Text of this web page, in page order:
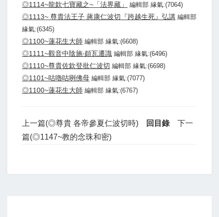
◎1114~龍欽七寶藏之~「法界藏」 編輯部 緣氣:(7064)
◎1113~ 尊貴法王子 蔣康仁波切『跨越生死』弘講 編輯部
緣氣:(6345)
◎1100~蓮花生大師 編輯部 緣氣:(6608)
◎1111~觀音中陰施‧頗瓦遷識 編輯部 緣氣:(6496)
◎1110~尊貴佐欽登批仁波切 編輯部 緣氣:(6698)
◎1101~咕嚕咕咧佛母 編輯部 緣氣:(7077)
◎1100~蓮花生大師 編輯部 緣氣:(6767)
上一篇(◎尊貴 各帝參夏仁波切時) 回目錄
下一
篇(◎1147~教的念珠和密)